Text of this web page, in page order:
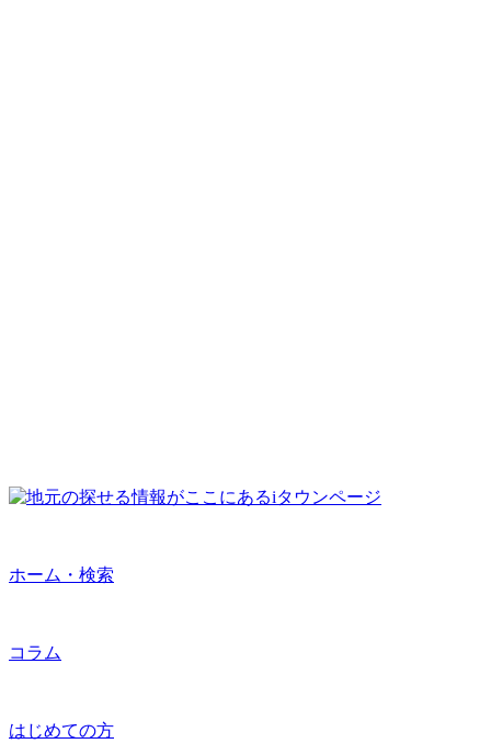
ホーム・検索
コラム
はじめての方